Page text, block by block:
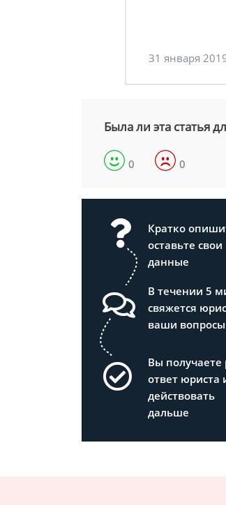
31 января
Была ли эта статья
0 0
Кратко
оставьте
данные
В течении 5
свяжется
ваши вопросы
Вы получаете
ответ юриста
действовать
дальше